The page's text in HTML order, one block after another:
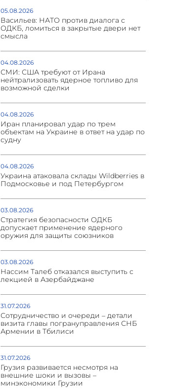
05.08.2026
Васильев: НАТО против диалога с
ОДКБ, ломиться в закрытые двери нет
смысла
04.08.2026
СМИ: США требуют от Ирана
нейтрализовать ядерное топливо для
возможной сделки
04.08.2026
Иран планировал удар по трем
объектам на Украине в ответ на удар по
судну
04.08.2026
Украина атаковала склады Wildberries в
Подмосковье и под Петербургом
03.08.2026
Стратегия безопасности ОДКБ
допускает применение ядерного
оружия для защиты союзников
03.08.2026
Нассим Талеб отказался выступить с
лекцией в Азербайджане
31.07.2026
Сотрудничество и очереди – детали
визита главы погрануправления СНБ
Армении в Тбилиси
31.07.2026
Грузия развивается несмотря на
внешние шоки и вызовы –
минэкономики Грузии